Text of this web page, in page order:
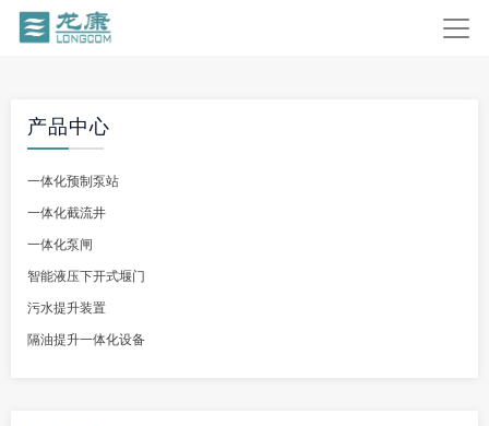
产品中心
一体化预制泵站
一体化截流井
一体化泵闸
智能液压下开式堰门
污水提升装置
隔油提升一体化设备